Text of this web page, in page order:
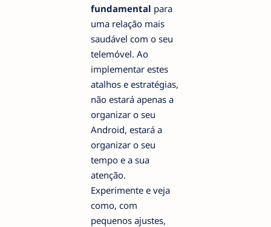
fundamental para
uma relação mais
saudável com o seu
telemóvel. Ao
implementar estes
atalhos e estratégias,
não estará apenas a
organizar o seu
Android, estará a
organizar o seu
tempo e a sua
atenção.
Experimente e veja
como, com
pequenos ajustes,